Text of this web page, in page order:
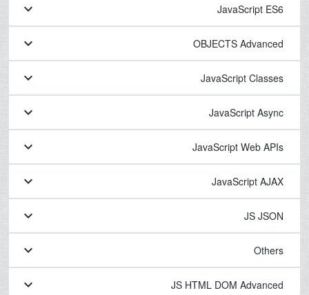
JavaScript ES6
keyboard_arrow_down
OBJECTS Advanced
keyboard_arrow_down
JavaScript Classes
keyboard_arrow_down
JavaScript Async
keyboard_arrow_down
JavaScript Web APIs
keyboard_arrow_down
JavaScript AJAX
keyboard_arrow_down
JS JSON
keyboard_arrow_down
Others
keyboard_arrow_down
JS HTML DOM Advanced
keyboard_arrow_down